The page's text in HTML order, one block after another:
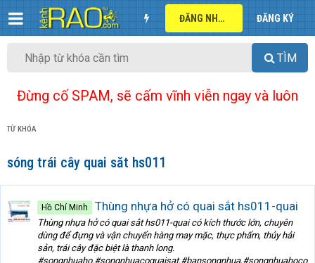
ĐĂNG NHẬP ĐĂNG KÝ
TÌM
Đừng cố SPAM, sẽ cấm vĩnh viễn ngay và luôn
TỪ KHÓA
sóng trái cây quai săt hs011
Hồ Chí Minh Thùng nhựa hở có quai sắt hs011-quai
Thùng nhựa hở có quai sắt hs011-quai có kích thước lớn, chuyên
dùng để đựng và vận chuyển hàng may mặc, thực phẩm, thủy hải
sản, trái cây đặc biệt là thanh long.
#songnhuaho,#songnhuacoquaisat,#bansongnhua,#songnhuahoco